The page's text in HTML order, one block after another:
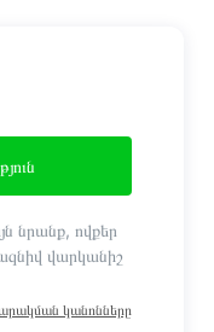
նրանք, ովքեր
վարկանիշ
կանոնները